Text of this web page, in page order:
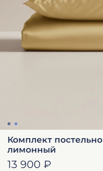
Комплект
лимонный
13 900 ₽